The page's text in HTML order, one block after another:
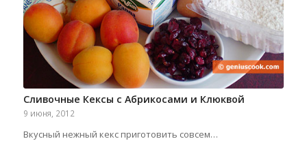
Сливочные Кексы с Абрикосами и Клюквой
9 июня, 2012
Вкусный нежный кекс приготовить совсем…